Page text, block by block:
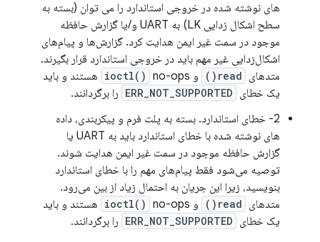
های نوشته شده در خروجی استاندارد را می توان (بسته به
سطح اشکال زدایی LK) به UART و/یا گزارش حافظه
موجود در سمت غیر ایمن هدایت کرد. گزارش‌ها و پیام‌های
اشکال‌زدایی غیر مهم باید در خروجی استاندارد قرار بگیرند.
متدهای read() و ioctl() no-ops هستند و باید
یک خطای ERR_NOT_SUPPORTED را برگردانند.
2- خطای استاندارد. بسته به پلت فرم و پیکربندی، داده
های نوشته شده با خطای استاندارد باید به UART یا
گزارش حافظه موجود در سمت غیر ایمن هدایت شوند.
توصیه می‌شود فقط پیام‌های مهم را با خطای استاندارد
بنویسید، زیرا این جریان به احتمال زیاد از بین می‌رود.
متدهای read() و ioctl() no-ops هستند و باید
یک خطای ERR_NOT_SUPPORTED را برگردانند.